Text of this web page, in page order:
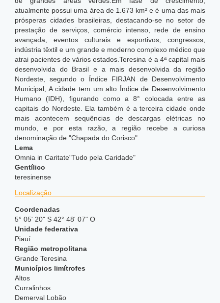
atualmente possui uma área de 1.673 km² e é uma das mais
prósperas cidades brasileiras, destacando-se no setor de
prestação de serviços, comércio intenso, rede de ensino
avançada, eventos culturais e esportivos, congressos,
indústria têxtil e um grande e moderno complexo médico que
atrai pacientes de vários estados.Teresina é a 4ª capital mais
desenvolvida do Brasil e a mais desenvolvida da região
Nordeste, segundo o Índice FIRJAN de Desenvolvimento
Municipal, A cidade tem um alto Índice de Desenvolvimento
Humano (IDH), figurando como a 8° colocada entre as
capitais do Nordeste. Ela também é a terceira cidade onde
mais acontecem sequências de descargas elétricas no
mundo,
e por esta razão, a região recebe a curiosa
denominação de "Chapada do Corisco".
Lema
Omnia in Caritate"Tudo pela Caridade"
Gentílico
teresinense
Localização
Coordenadas
5° 05' 20" S 42° 48' 07" O
Unidade federativa
Piauí
Região metropolitana
Grande Teresina
Municípios limítrofes
Altos
Curralinhos
Demerval Lobão